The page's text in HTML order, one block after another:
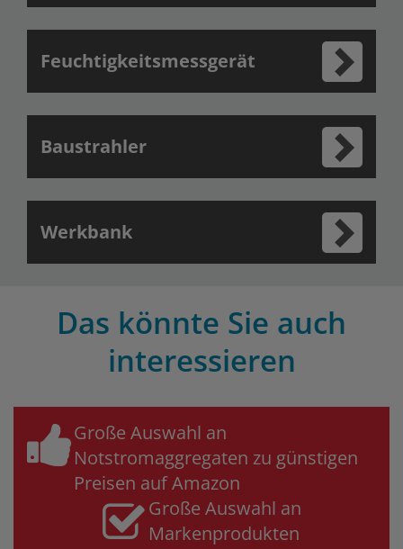
Feuchtigkeitsmessgerät
Baustrahler
Werkbank
Das könnte Sie auch
interessieren
Große Auswahl an
Notstromaggregaten zu günstigen
Preisen auf Amazon
Große Auswahl an
Markenprodukten